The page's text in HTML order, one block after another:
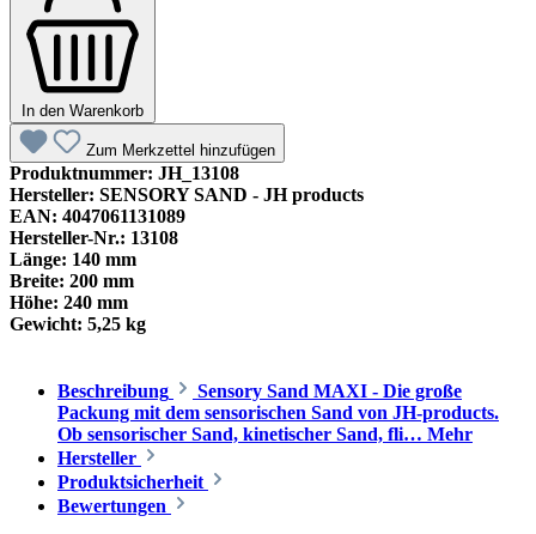
In den Warenkorb
Zum Merkzettel hinzufügen
Produktnummer: JH_13108
Hersteller: SENSORY SAND - JH products
EAN: 4047061131089
Hersteller-Nr.: 13108
Länge: 140 mm
Breite: 200 mm
Höhe: 240 mm
Gewicht: 5,25 kg
Beschreibung
Sensory Sand MAXI - Die große
Packung mit dem sensorischen Sand von JH-products.
Ob sensorischer Sand, kinetischer Sand, fli… Mehr
Hersteller
Produktsicherheit
Bewertungen